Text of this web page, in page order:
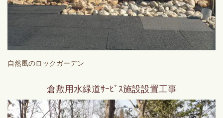
自然風のロックガーデン
倉敷用水緑道ｻｰﾋﾞｽ施設設置工事